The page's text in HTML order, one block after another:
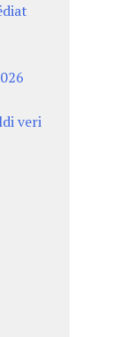
veri